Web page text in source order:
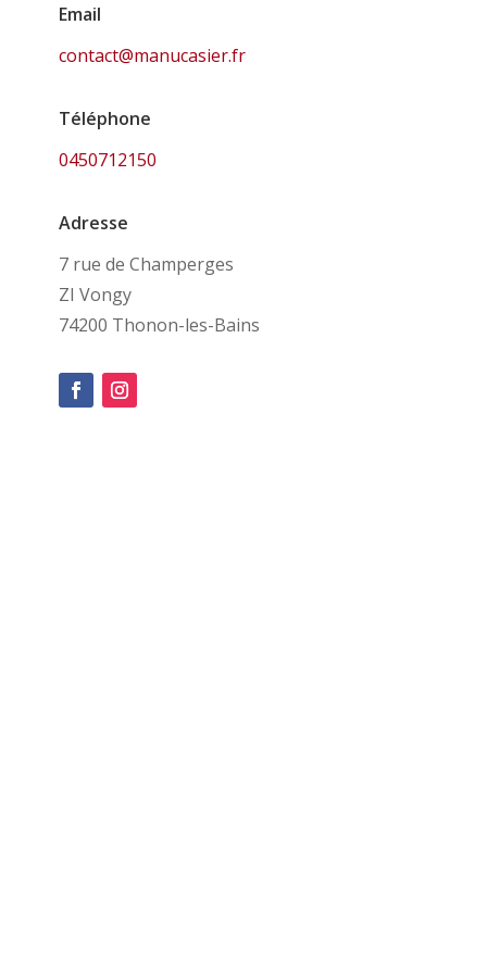
Email
contact@manucasier.fr
Téléphone
0450712150
Adresse
7 rue de Champerges
ZI Vongy
74200 Thonon-les-Bains